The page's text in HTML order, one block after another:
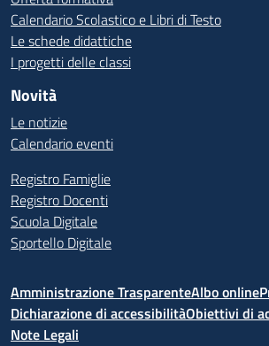
Calendario Scolastico e Libri di Testo
Le schede didattiche
I progetti delle classi
Novità
Le notizie
Calendario eventi
Registro Famiglie
Registro Docenti
Scuola Digitale
Sportello Digitale
Amministrazione TrasparenteAlbo online
Dichiarazione di accessibilitàObiettivi di
Note Legali